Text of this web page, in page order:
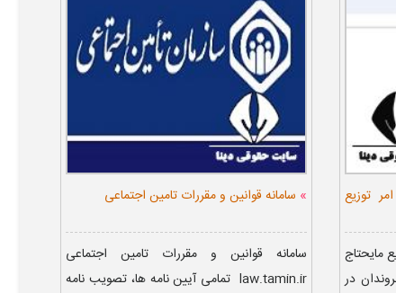
توزیع
مایحتاج
در
» سامانه قوانین و مقررات تامین اجتماعی
سامانه قوانین و مقررات تامین اجتماعی
law.tamin.ir تمامی آیین نامه ها، تصویب نامه